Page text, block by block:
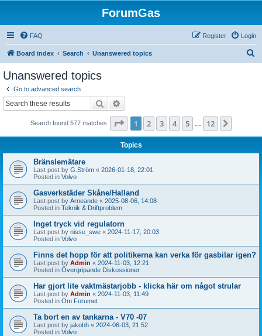
ForumGas
FAQ Login
Register
Board index Search Unanswered topics
Unanswered topics
Go to advanced search
Search
Search found 577 matches Page 1of 12
1 2 3 4 5 12
Topics
Bränslemätare
Last post by G.Ström « 2026-01-18, 22:01
Posted in Volvo
Gasverkstäder Skåne/Halland
Last post by Arneande « 2025-08-06, 14:08
Posted in Teknik & Driftproblem
Inget tryck vid regulatorn
Last post by nisse_swe « 2024-11-17, 20:03
Posted in Volvo
Finns det hopp för att politikerna kan verka för gasbilar igen?
Last post by Admin « 2024-11-03, 12:21
Posted in Övergripande Diskussioner
Har gjort lite vaktmästarjobb - klicka här om något strular
Last post by Admin « 2024-11-03, 11:49
Posted in Om Forumet
Ta bort en av tankarna - V70 -07
Last post by jakobh « 2024-06-03, 21:52
Posted in Volvo